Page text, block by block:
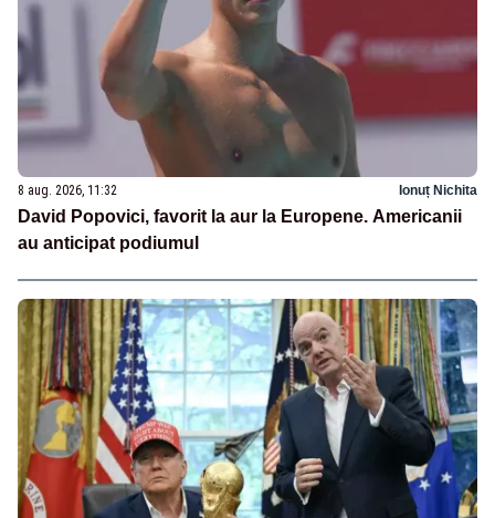
8 aug. 2026, 11:32 Ionuț Nichita
David Popovici, favorit la aur la Europene. Americanii
au anticipat podiumul